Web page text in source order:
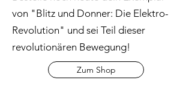
von "Blitz und Donner: Die Elektro-
Revolution" und sei Teil dieser
revolutionären Bewegung!
Zum Shop